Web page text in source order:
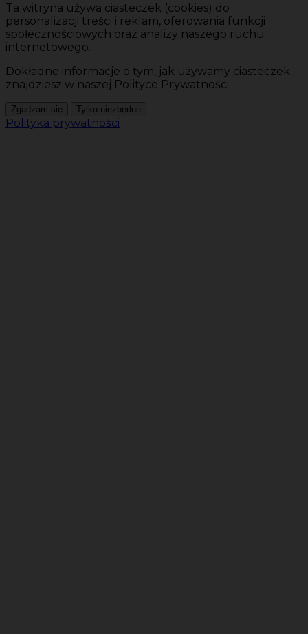
Ta witryna używa ciasteczek (cookies) do
personalizacji treści i reklam, oferowania funkcji
społecznościowych oraz analizy naszego ruchu
internetowego.
Dokładne informacje o tym, jak używamy ciasteczek
znajdziesz w naszej Polityce Prywatności.
Zgadzam się Tylko niezbędne
Polityka prywatności